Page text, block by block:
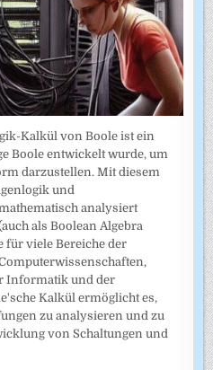
Kalkül von Boole ist ein
Boole entwickelt wurde, um
darzustellen. Mit diesem
und
analysiert
als Boolean Algebra
für viele Bereiche der
Informatik und der
Kalkül ermöglicht es,
zu analysieren und zu
von Schaltungen und